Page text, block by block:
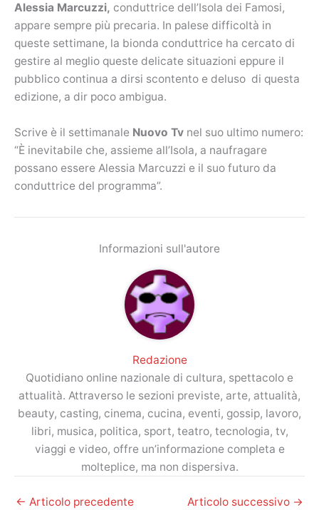
Alessia Marcuzzi, conduttrice dell’Isola dei Famosi,
appare sempre più precaria. In palese difficoltà in
queste settimane, la bionda conduttrice ha cercato di
gestire al meglio queste delicate situazioni eppure il
pubblico continua a dirsi scontento e deluso di questa
edizione, a dir poco ambigua.
Scrive è il settimanale Nuovo Tv nel suo ultimo numero:
“È inevitabile che, assieme all’Isola, a naufragare
possano essere Alessia Marcuzzi e il suo futuro da
conduttrice del programma”.
Informazioni sull'autore
Redazione
Quotidiano online nazionale di cultura, spettacolo e
attualità. Attraverso le sezioni previste, arte, attualità,
beauty, casting, cinema, cucina, eventi, gossip, lavoro,
libri, musica, politica, sport, teatro, tecnologia, tv,
viaggi e video, offre un’informazione completa e
molteplice, ma non dispersiva.
← Articolo precedente Articolo successivo →